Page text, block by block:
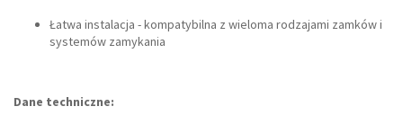
Łatwa instalacja - kompatybilna z wieloma rodzajami zamków i
systemów zamykania
Dane techniczne: